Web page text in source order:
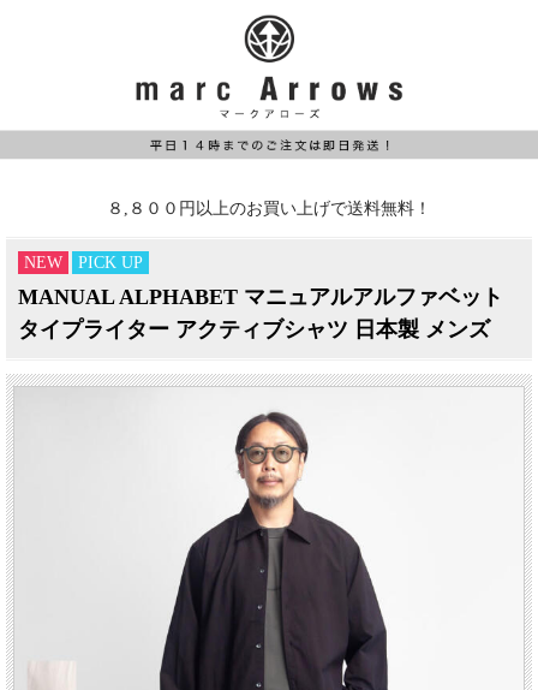
８,８００円以上のお買い上げで送料無料！
NEW PICK UP
MANUAL ALPHABET マニュアルアルファベット
タイプライター アクティブシャツ 日本製 メンズ